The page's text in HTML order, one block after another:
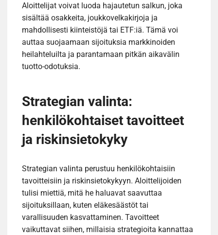
Aloittelijat voivat luoda hajautetun salkun, joka
sisältää osakkeita, joukkovelkakirjoja ja
mahdollisesti kiinteistöjä tai ETF:iä. Tämä voi
auttaa suojaamaan sijoituksia markkinoiden
heilahteluilta ja parantamaan pitkän aikavälin
tuotto-odotuksia.
Strategian valinta:
henkilökohtaiset tavoitteet
ja riskinsietokyky
Strategian valinta perustuu henkilökohtaisiin
tavoitteisiin ja riskinsietokykyyn. Aloittelijoiden
tulisi miettiä, mitä he haluavat saavuttaa
sijoituksillaan, kuten eläkesäästöt tai
varallisuuden kasvattaminen. Tavoitteet
vaikuttavat siihen, millaisia strategioita kannattaa